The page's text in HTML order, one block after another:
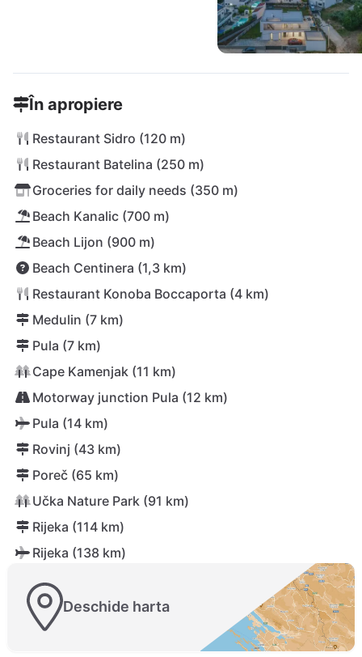
În apropiere
Restaurant Sidro (120 m)
Restaurant Batelina (250 m)
Groceries for daily needs (350 m)
Beach Kanalic (700 m)
Beach Lijon (900 m)
Beach Centinera (1,3 km)
Restaurant Konoba Boccaporta (4 km)
Medulin (7 km)
Pula (7 km)
Cape Kamenjak (11 km)
Motorway junction Pula (12 km)
Pula (14 km)
Rovinj (43 km)
Poreč (65 km)
Učka Nature Park (91 km)
Rijeka (114 km)
Rijeka (138 km)
Deschide harta